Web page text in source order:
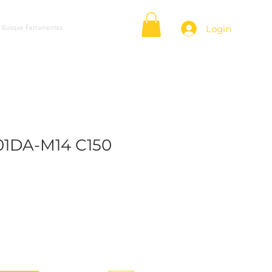
Login
M14 C150